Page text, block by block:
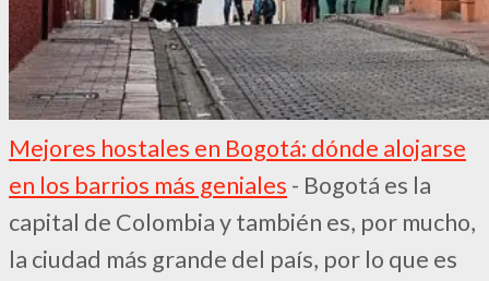
Mejores hostales en Bogotá: dónde alojarse
en los barrios más geniales - Bogotá es la
capital de Colombia y también es, por mucho,
la ciudad más grande del país, por lo que es